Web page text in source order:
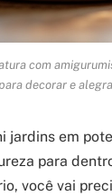
com
decorar e
jardins em
para
você vai